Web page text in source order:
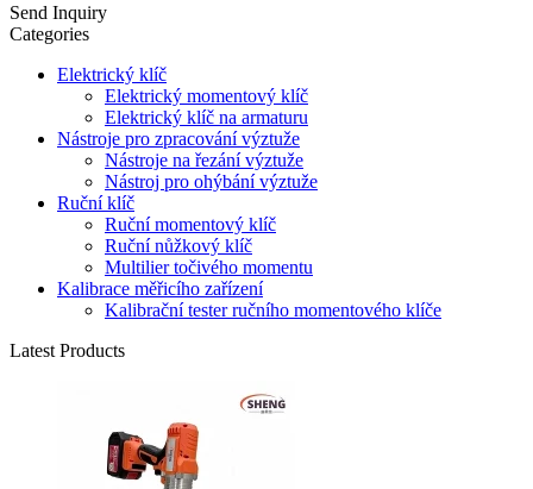
Send Inquiry
Categories
Elektrický klíč
Elektrický momentový klíč
Elektrický klíč na armaturu
Nástroje pro zpracování výztuže
Nástroje na řezání výztuže
Nástroj pro ohýbání výztuže
Ruční klíč
Ruční momentový klíč
Ruční nůžkový klíč
Multilier točivého momentu
Kalibrace měřicího zařízení
Kalibrační tester ručního momentového klíče
Latest Products